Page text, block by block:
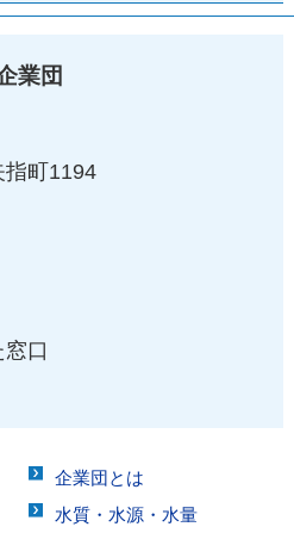
業団
指町1194
口
企業団とは
水質・水源・水量